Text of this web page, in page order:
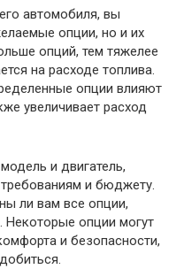
автомобиля, вы
опции, но и их
опций, тем тяжелее
на расходе топлива.
опции влияют
увеличивает расход
и двигатель,
и бюджету.
ли вам все опции,
опции могут
и безопасности,